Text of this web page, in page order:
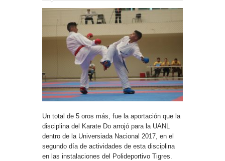
Un total de 5 oros más, fue la aportación que la
disciplina del Karate Do arrojó para la UANL
dentro de la Universiada Nacional 2017, en el
segundo día de actividades de esta disciplina
en las instalaciones del Polideportivo Tigres.